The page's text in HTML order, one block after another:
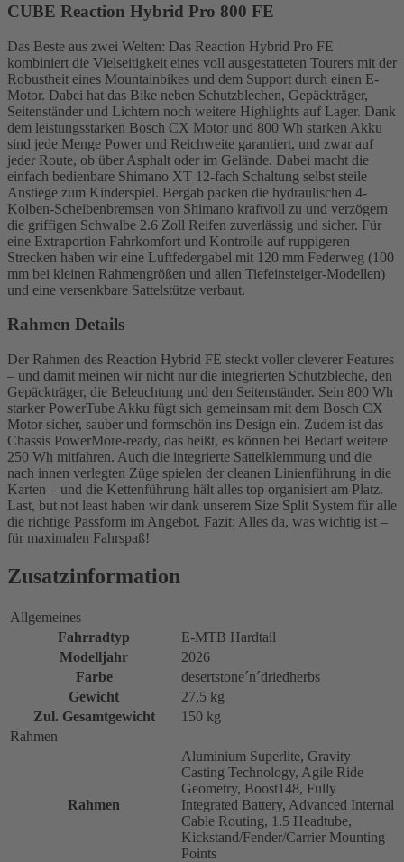
CUBE Reaction Hybrid Pro 800 FE
Das Beste aus zwei Welten: Das Reaction Hybrid Pro FE
kombiniert die Vielseitigkeit eines voll ausgestatteten Tourers mit der
Robustheit eines Mountainbikes und dem Support durch einen E-
Motor. Dabei hat das Bike neben Schutzblechen, Gepäckträger,
Seitenständer und Lichtern noch weitere Highlights auf Lager. Dank
dem leistungsstarken Bosch CX Motor und 800 Wh starken Akku
sind jede Menge Power und Reichweite garantiert, und zwar auf
jeder Route, ob über Asphalt oder im Gelände. Dabei macht die
einfach bedienbare Shimano XT 12-fach Schaltung selbst steile
Anstiege zum Kinderspiel. Bergab packen die hydraulischen 4-
Kolben-Scheibenbremsen von Shimano kraftvoll zu und verzögern
die griffigen Schwalbe 2.6 Zoll Reifen zuverlässig und sicher. Für
eine Extraportion Fahrkomfort und Kontrolle auf ruppigeren
Strecken haben wir eine Luftfedergabel mit 120 mm Federweg (100
mm bei kleinen Rahmengrößen und allen Tiefeinsteiger-Modellen)
und eine versenkbare Sattelstütze verbaut.
Rahmen Details
Der Rahmen des Reaction Hybrid FE steckt voller cleverer Features
– und damit meinen wir nicht nur die integrierten Schutzbleche, den
Gepäckträger, die Beleuchtung und den Seitenständer. Sein 800 Wh
starker PowerTube Akku fügt sich gemeinsam mit dem Bosch CX
Motor sicher, sauber und formschön ins Design ein. Zudem ist das
Chassis PowerMore-ready, das heißt, es können bei Bedarf weitere
250 Wh mitfahren. Auch die integrierte Sattelklemmung und die
nach innen verlegten Züge spielen der cleanen Linienführung in die
Karten – und die Kettenführung hält alles top organisiert am Platz.
Last, but not least haben wir dank unserem Size Split System für alle
die richtige Passform im Angebot. Fazit: Alles da, was wichtig ist –
für maximalen Fahrspaß!
Zusatzinformation
Allgemeines
Fahrradtyp
E-MTB Hardtail
Modelljahr
2026
Farbe
desertstone´n´driedherbs
Gewicht
27,5 kg
Zul. Gesamtgewicht
150 kg
Rahmen
Rahmen
Aluminium Superlite, Gravity
Casting Technology, Agile Ride
Geometry, Boost148, Fully
Integrated Battery, Advanced Internal
Cable Routing, 1.5 Headtube,
Kickstand/Fender/Carrier Mounting
Points